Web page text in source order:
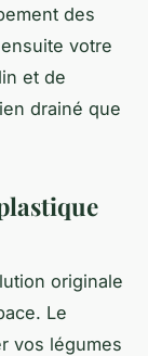
des
votre
et de
drainé que
originale
Le
vos légumes